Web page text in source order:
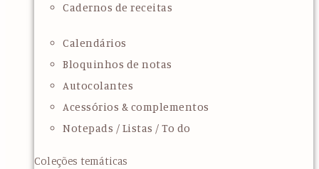
Cadernos de receitas
Calendários
Bloquinhos de notas
Autocolantes
Acessórios & complementos
Notepads / Listas / To do
Coleções temáticas